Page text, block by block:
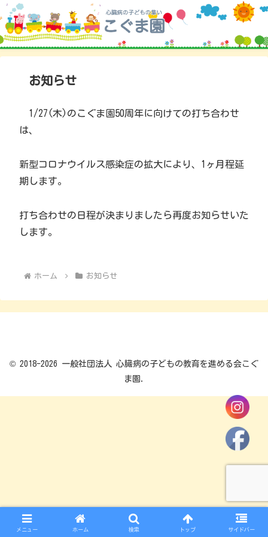
お知らせ
1/27(木)のこぐま園50周年に向けての打ち合わせ
は、
新型コロナウイルス感染症の拡大により、1ヶ月程延
期します。
打ち合わせの日程が決まりましたら再度お知らせいた
します。
ホーム お知らせ
© 2018-2026 一般社団法人 心臓病の子どもの教育を進める会こぐ
ま園.
メニュー ホーム 検索 トップ サイドバー